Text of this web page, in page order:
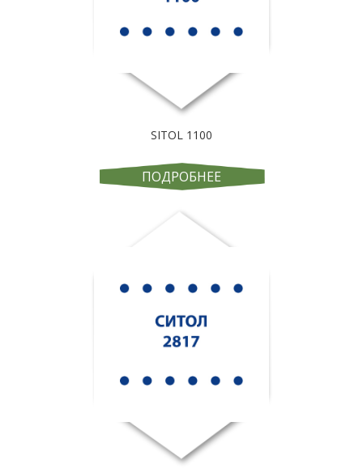
SITOL 1100
ПОДРОБНЕЕ